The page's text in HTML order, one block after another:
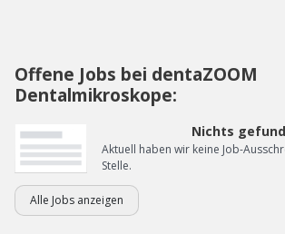
Offene Jobs bei dentaZOOM
Dentalmikroskope:
Nichts
Aktuell haben wir keine Job-
Stelle.
Alle Jobs anzeigen